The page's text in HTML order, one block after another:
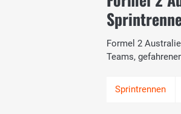
Formel 2
Teams,